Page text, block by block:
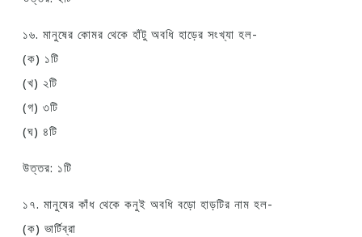
১৬. মানুষের কোমর থেকে হাঁটু অবধি হাড়ের সংখ্যা হল-
(ক) ১টি
(খ) ২টি
(গ) ৩টি
(ঘ) ৪টি
উত্তর: ১টি
১৭. মানুষের কাঁধ থেকে কনুই অবধি বড়ো হাড়টির নাম হল-
(ক) ভার্টিব্রা